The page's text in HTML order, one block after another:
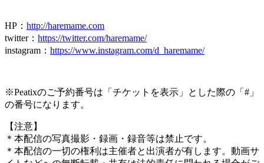
HP ： http://haremame.com
twitter： https://twitter.com/haremame/
instagram ： https://www.instagram.com/d_haremame/
※Peatixのご予約番号は「チケットを表示」とした際の「 # 」
の番号になります。
【注意】
＊本配信の写真撮影・録画・録音等は禁止です。
＊本配信の一切の権利は主催者と出演者が有します。動画サ